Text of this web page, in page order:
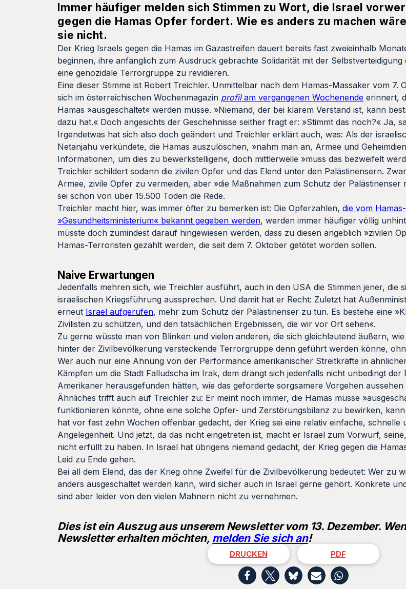
Immer häufiger melden sich Stimmen zu Wort, die Israel
gegen die Hamas Opfer fordert. Wie es anders zu machen
sie nicht.
Der Krieg Israels gegen die Hamas im Gazastreifen dauert bereits fast zweieinhalb
beginnen, ihre anfänglich zum Ausdruck gebrachte Solidarität mit der Selbstverteidigung
eine genozidale Terrorgruppe zu revidieren.
Eine dieser Stimme ist Robert Treichler. Unmittelbar nach dem Hamas-Massaker vom 7.
sich im österreichischen Wochenmagazin profilam vergangenen Wochenende erinnert,
Hamas »ausgeschaltet« werden müsse. »Niemand, der bei klarem Verstand ist, kann
dazu hat.« Doch angesichts der Geschehnisse seither fragt er: »Stimmt das noch?« Ja,
Irgendetwas hat sich also doch geändert und Treichler erklärt auch, was: Als der
Netanjahu verkündete, die Hamas auszulöschen, »nahm man an, Armee und
Informationen, um dies zu bewerkstelligen«, doch mittlerweile »muss das bezweifelt
Treichler schildert sodann die zivilen Opfer und das Elend unter den Palästinensern.
Armee, zivile Opfer zu vermeiden, aber »die Maßnahmen zum Schutz der Palästinenser
sei schon von über 15.500 Toden die Rede.
Treichler macht hier, was immer öfter zu bemerken ist: Die Opferzahlen,die vom
»Gesundheitsministerium« bekannt gegeben werden, werden immer häufiger völlig
müsste doch zumindest darauf hingewiesen werden, dass zu diesen angeblich »zivilen
Hamas-Terroristen gezählt werden, die seit dem 7. Oktober getötet worden sollen.
Naive Erwartungen
Jedenfalls mehren sich, wie Treichler ausführt, auch in den USA die Stimmen jener, die
israelischen Kriegsführung aussprechen. Und damit hat er Recht: Zuletzt hat
erneut Israel aufgerufen, mehr zum Schutz der Palästinenser zu tun. Es bestehe eine
Zivilisten zu schützen, und den tatsächlichen Ergebnissen, die wir vor Ort sehen«.
Zu gerne wüsste man von Blinken und vielen anderen, die sich gleichlautend äußern,
hinter der Zivilbevölkerung versteckende Terrorgruppe denn geführt werden könne,
Wer auch nur eine Ahnung von der Performance amerikanischer Streitkräfte in
Kämpfen um die Stadt Falludscha im Irak, dem drängt sich jedenfalls nicht unbedingt der
Amerikaner herausgefunden hätten, wie das geforderte sorgsamere Vorgehen aussehen
Ähnliches trifft auch auf Treichler zu: Er meint noch immer, die Hamas müsse
funktionieren könnte, ohne eine solche Opfer- und Zerstörungsbilanz zu bewirken,
hat vor fast zehn Wochen offenbar gedacht, der Krieg sei eine relativ einfache, schnelle
Angelegenheit. Und jetzt, da das nicht eingetreten ist, macht er Israel zum Vorwurf,
nicht erfüllt zu haben. In Israel hat übrigens niemand gedacht, der Krieg gegen die
Leid zu Ende gehen.
Bei all dem Elend, das der Krieg ohne Zweifel für die Zivilbevölkerung bedeutet: Wer zu
anders ausgeschaltet werden kann, wird sicher auch in Israel gerne gehört. Konkrete
sind aber leider von den vielen Mahnern nicht zu vernehmen.
Dies ist ein Auszug aus unserem Newsletter vom 13. Dezember.
Newsletter erhalten möchten, melden Sie sich an!
DRUCKEN PDF